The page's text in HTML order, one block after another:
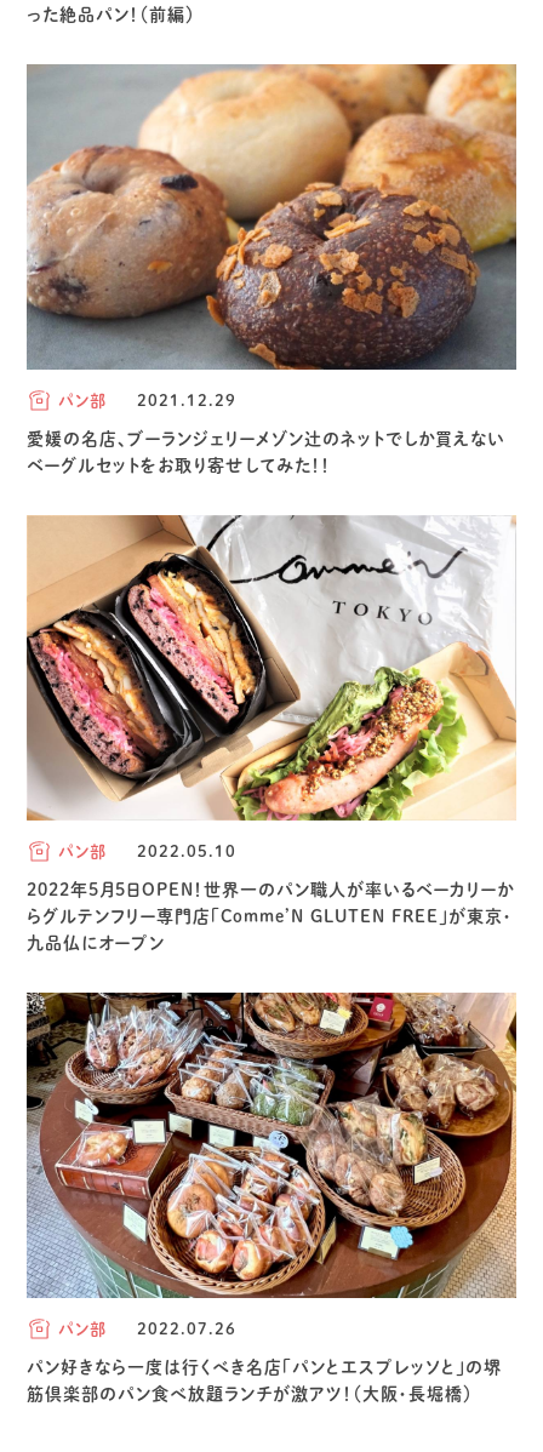
った絶品パン！（前編）
パン部 2021.12.29
愛媛の名店、ブーランジェリーメゾン辻のネットでしか買えない
ベーグルセットをお取り寄せしてみた！！
パン部 2022.05.10
2022年5月5日OPEN！世界一のパン職人が率いるベーカリーか
らグルテンフリー専門店「Comme’N GLUTEN FREE」が東京・
九品仏にオープン
パン部 2022.07.26
パン好きなら一度は行くべき名店「パンとエスプレッソと」の堺
筋倶楽部のパン食べ放題ランチが激アツ！（大阪・長堀橋）